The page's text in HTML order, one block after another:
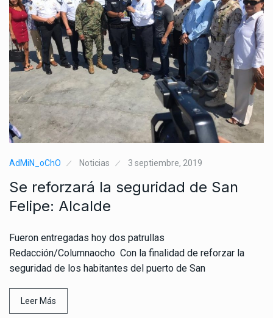
AdMiN_oChO Noticias 3 septiembre, 2019
Se reforzará la seguridad de San
Felipe: Alcalde
Fueron entregadas hoy dos patrullas
Redacción/Columnaocho Con la finalidad de reforzar la
seguridad de los habitantes del puerto de San
Leer Más